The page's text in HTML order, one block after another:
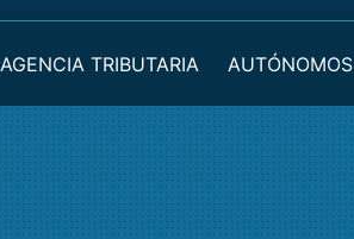
AGENCIA TRIBUTARIA AUTÓNOMOS